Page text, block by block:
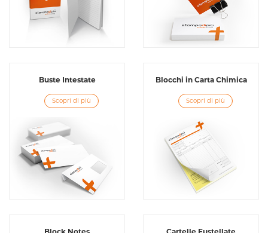
Buste Intestate
Scopri di più
Blocchi in Carta Chimica
Scopri di più